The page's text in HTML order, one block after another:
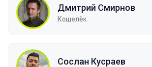
Дмитрий Смирнов
Кошелёк
Сослан Куcраев